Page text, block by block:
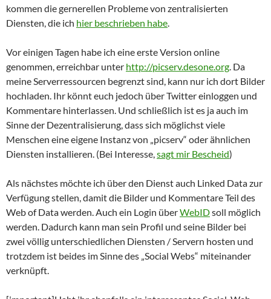
kommen die gernerellen Probleme von zentralisierten
Diensten, die ich hier beschrieben habe.
Vor einigen Tagen habe ich eine erste Version online
genommen, erreichbar unter http://picserv.desone.org. Da
meine Serverressourcen begrenzt sind, kann nur ich dort Bilder
hochladen. Ihr könnt euch jedoch über Twitter einloggen und
Kommentare hinterlassen. Und schließlich ist es ja auch im
Sinne der Dezentralisierung, dass sich möglichst viele
Menschen eine eigene Instanz von „picserv“ oder ähnlichen
Diensten installieren. (Bei Interesse,sagt mir Bescheid)
Als nächstes möchte ich über den Dienst auch Linked Data zur
Verfügung stellen, damit die Bilder und Kommentare Teil des
Web of Data werden. Auch ein Login überWebIDsoll möglich
werden. Dadurch kann man sein Profil und seine Bilder bei
zwei völlig unterschiedlichen Diensten / Servern hosten und
trotzdem ist beides im Sinne des „Social Webs“ miteinander
verknüpft.